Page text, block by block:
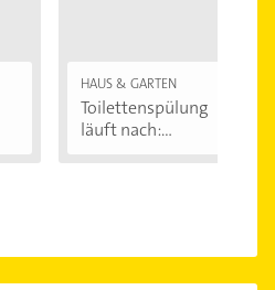
HAUS & GARTEN
Toilettenspülung
läuft nach:...